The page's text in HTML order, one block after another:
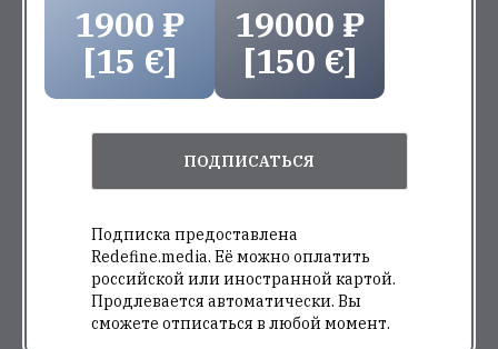
1900 ₽
[15 €]
19000 ₽
[150 €]
ПОДПИСАТЬСЯ
Подписка предоставлена
Redefine.media. Её можно оплатить
российской или иностранной картой.
Продлевается автоматически. Вы
сможете отписаться в любой момент.